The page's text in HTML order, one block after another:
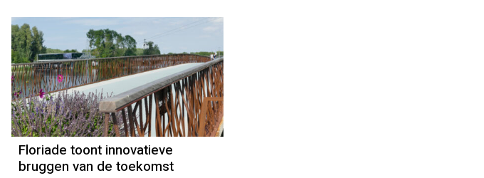
Floriade toont innovatieve
bruggen van de toekomst